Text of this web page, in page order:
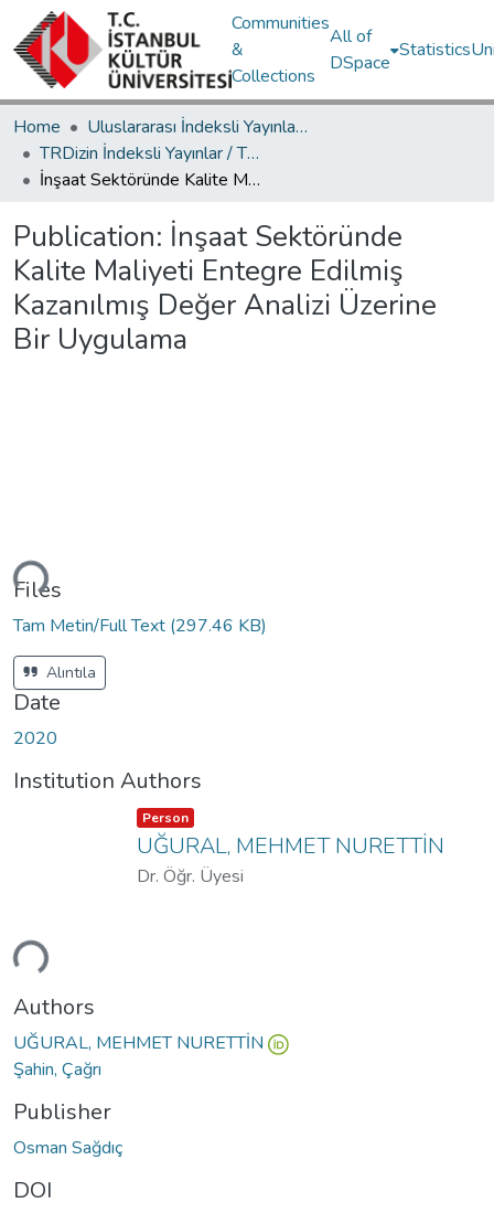
Communities
&
Collections
All of
DSpace
Statistics
Home
Uluslararası İndeksli Yayınlar / International Indexed Publications
TRDizin İndeksli Yayınlar / TRDizin Indexed Publications
İnşaat Sektöründe Kalite Maliyeti Entegre Edilmiş Kazanılmış Değer Analizi Üzerine Bir Uygulama
Publication: İnşaat Sektöründe
Kalite Maliyeti Entegre Edilmiş
Kazanılmış Değer Analizi Üzerine
Bir Uygulama
Files
Tam Metin/Full Text (297.46 KB)
Alıntıla
Date
2020
Institution Authors
Item type:
Person ,
UĞURAL, MEHMET NURETTİN
Dr. Öğr. Üyesi
Authors
UĞURAL, MEHMET NURETTİN
Şahin, Çağrı
Publisher
Osman Sağdıç
DOI